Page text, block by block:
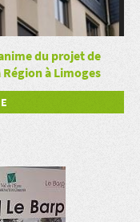
du projet de
à Limoges